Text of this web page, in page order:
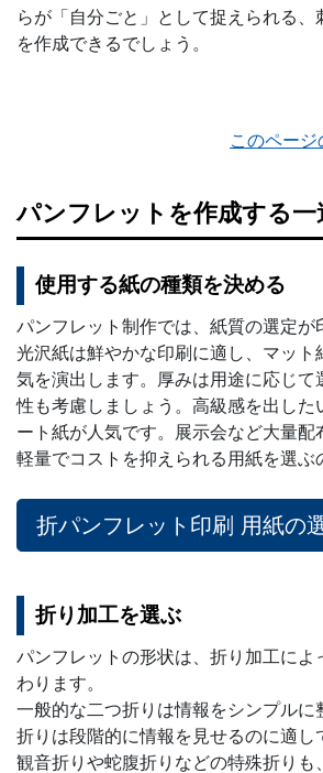
らが「自分ごと」として捉えられる、
を作成できるでしょう。
このページ
パンフレットを作成する一
使用する紙の種類を決める
パンフレット制作では、紙質の選定が
光沢紙は鮮やかな印刷に適し、マット
気を演出します。厚みは用途に応じて
性も考慮しましょう。高級感を出した
ート紙が人気です。展示会など大量配
軽量でコストを抑えられる用紙を選ぶ
折パンフレット印刷 ⽤紙の
折り加工を選ぶ
パンフレットの形状は、折り加工によ
わります。
一般的な二つ折りは情報をシンプルに
折りは段階的に情報を見せるのに適し
観音折りや蛇腹折りなどの特殊折りも